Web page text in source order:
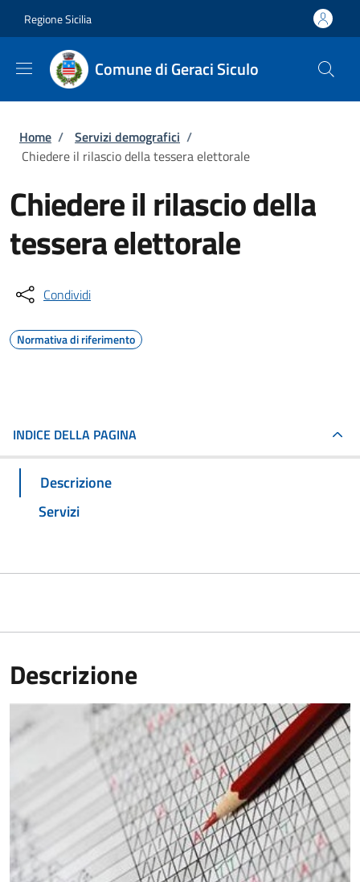
Regione Sicilia
Comune di Geraci Siculo
Briciole di pane
Home / Servizi demografici /
Chiedere il rilascio della tessera elettorale
Chiedere il rilascio della
tessera elettorale
Condividi
Normativa di riferimento
INDICE DELLA PAGINA
Descrizione
Servizi
Descrizione